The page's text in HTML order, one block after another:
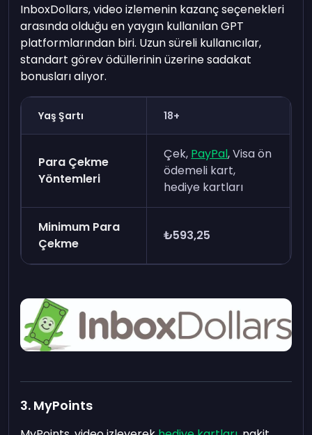
InboxDollars, video izlemenin kazanç seçenekleri
arasında olduğu en yaygın kullanılan GPT
platformlarından biri. Uzun süreli kullanıcılar,
standart görev ödüllerinin üzerine sadakat
bonusları alıyor.
Yaş Şartı 18+
Para Çekme
Yöntemleri
Çek, PayPal, Visa ön
ödemeli kart,
hediye kartları
Minimum Para
Çekme
₺593,25
3. MyPoints